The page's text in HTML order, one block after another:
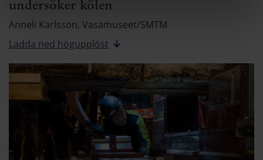
undersöker kölen
Anneli Karlsson, Vasamuseet/SMTM
Ladda ned högupplöst